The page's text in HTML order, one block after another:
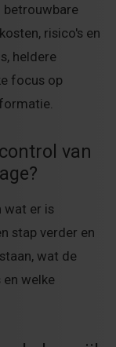
betrouwbare
risico's en
heldere
focus op
van
wat er is
stap verder en
wat de
welke